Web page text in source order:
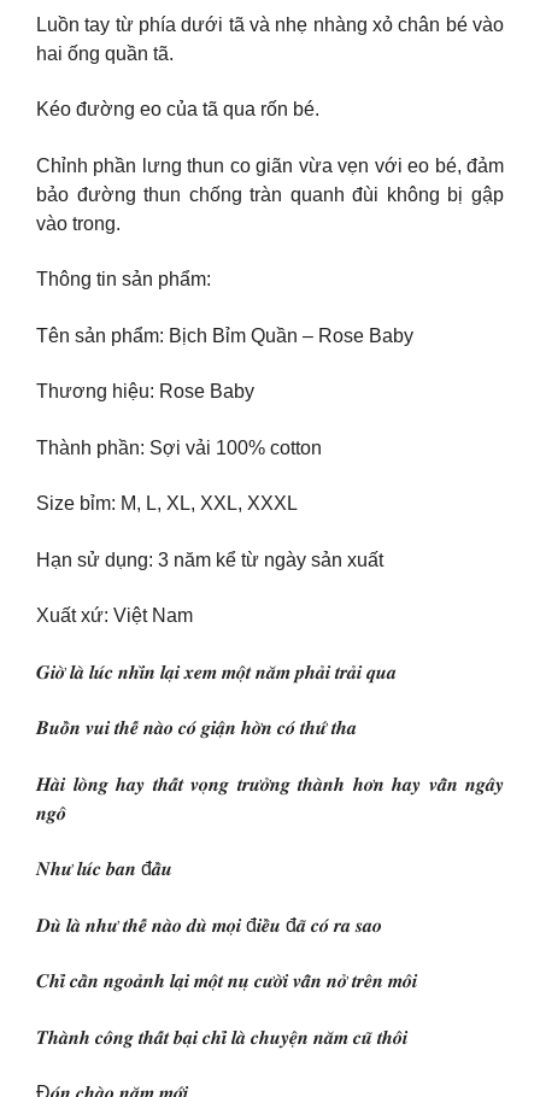
Luồn tay từ phía dưới tã và nhẹ nhàng xỏ chân bé vào
hai ống quần tã.
Kéo đường eo của tã qua rốn bé.
Chỉnh phần lưng thun co giãn vừa vẹn với eo bé, đảm
bảo đường thun chống tràn quanh đùi không bị gập
vào trong.
Thông tin sản phẩm:
Tên sản phẩm: Bịch Bỉm Quần – Rose Baby
Thương hiệu: Rose Baby
Thành phần: Sợi vải 100% cotton
Size bỉm: M, L, XL, XXL, XXXL
Hạn sử dụng: 3 năm kể từ ngày sản xuất
Xuất xứ: Việt Nam
𝑮𝒊𝒐̛̀ 𝒍𝒂̀ 𝒍𝒖́𝒄 𝒏𝒉𝒊̀𝒏 𝒍𝒂̣𝒊 𝒙𝒆𝒎 𝒎𝒐̣̂𝒕 𝒏𝒂̆𝒎 𝒑𝒉𝒂̉𝒊 𝒕𝒓𝒂̉𝒊 𝒒𝒖𝒂
𝑩𝒖𝒐̂̀𝒏 𝒗𝒖𝒊 𝒕𝒉𝒆̂́ 𝒏𝒂̀𝒐 𝒄𝒐́ 𝒈𝒊𝒂̣̂𝒏 𝒉𝒐̛̀𝒏 𝒄𝒐́ 𝒕𝒉𝒖̛́ 𝒕𝒉𝒂
𝑯𝒂̀𝒊 𝒍𝒐̀𝒏𝒈 𝒉𝒂𝒚 𝒕𝒉𝒂̂́𝒕 𝒗𝒐̣𝒏𝒈 𝒕𝒓𝒖̛𝒐̛̉𝒏𝒈 𝒕𝒉𝒂̀𝒏𝒉 𝒉𝒐̛𝒏 𝒉𝒂𝒚 𝒗𝒂̂̃𝒏 𝒏𝒈𝒂̂𝒚
𝒏𝒈𝒐̂
𝑵𝒉𝒖̛ 𝒍𝒖́𝒄 𝒃𝒂𝒏 đ𝒂̂̀𝒖
𝑫𝒖̀ 𝒍𝒂̀ 𝒏𝒉𝒖̛ 𝒕𝒉𝒆̂́ 𝒏𝒂̀𝒐 𝒅𝒖̀ 𝒎𝒐̣𝒊 đ𝒊𝒆̂̀𝒖 đ𝒂̃ 𝒄𝒐́ 𝒓𝒂 𝒔𝒂𝒐
𝑪𝒉𝒊̉ 𝒄𝒂̂̀𝒏 𝒏𝒈𝒐𝒂̉𝒏𝒉 𝒍𝒂̣𝒊 𝒎𝒐̣̂𝒕 𝒏𝒖̣ 𝒄𝒖̛𝒐̛̀𝒊 𝒗𝒂̂̃𝒏 𝒏𝒐̛̉ 𝒕𝒓𝒆̂𝒏 𝒎𝒐̂𝒊
𝑻𝒉𝒂̀𝒏𝒉 𝒄𝒐̂𝒏𝒈 𝒕𝒉𝒂̂́𝒕 𝒃𝒂̣𝒊 𝒄𝒉𝒊̉ 𝒍𝒂̀ 𝒄𝒉𝒖𝒚𝒆̣̂𝒏 𝒏𝒂̆𝒎 𝒄𝒖̃ 𝒕𝒉𝒐̂𝒊